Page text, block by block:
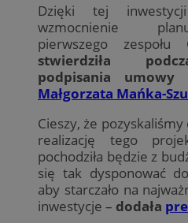
Dzięki tej
wzmocnienie
pierwszego
stwierdziła
podpisania umowy
Małgorzata Mańka-
Cieszy, że
realizację tego
pochodziła będzie z
się tak dysponować
aby starczało na
inwestycje – dodała